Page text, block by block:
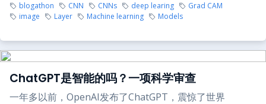
blogathon CNN CNNs deep learing
Grad CAM
image
Layer Machine learning Models
ChatGPT是智能的吗？一项科学审查
一年多以前，OpenAI发布了ChatGPT，震惊了世界